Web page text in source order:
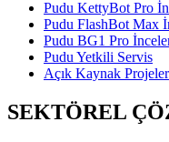
Pudu KettyBot Pro
Pudu FlashBot Max
Pudu BG1 Pro
Pudu Yetkili Servis
Açık Kaynak Projeler
SEKTÖREL